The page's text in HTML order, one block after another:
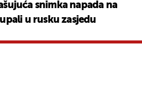
snimka napada na
u rusku zasjedu